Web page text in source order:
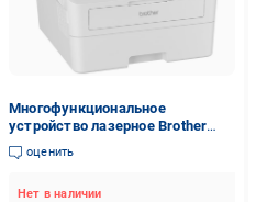
Многофункциональное
устройство лазерное Brother
MFC-L2922DW A4 монохромное
с Wi-Fi (MFCL2922DWYJ1)
оценить
Нет в наличии